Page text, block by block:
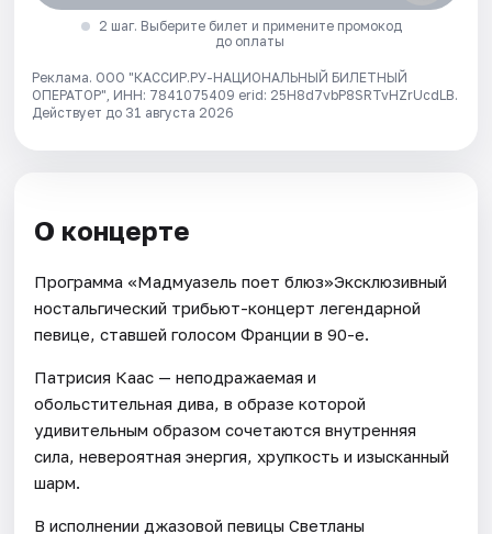
2 шаг. Выберите билет и примените промокод
до оплаты
Реклама. ООО "КАССИР.РУ-НАЦИОНАЛЬНЫЙ БИЛЕТНЫЙ
ОПЕРАТОР", ИНН: 7841075409 erid: 25H8d7vbP8SRTvHZrUcdLB.
Действует до 31 августа 2026
О концерте
Программа «Мадмуазель поет блюз»Эксклюзивный
ностальгический трибьют-концерт легендарной
певице, ставшей голосом Франции в 90-е.
Патрисия Каас — неподражаемая и
обольстительная дива, в образе которой
удивительным образом сочетаются внутренняя
сила, невероятная энергия, хрупкость и изысканный
шарм.
В исполнении джазовой певицы Светланы